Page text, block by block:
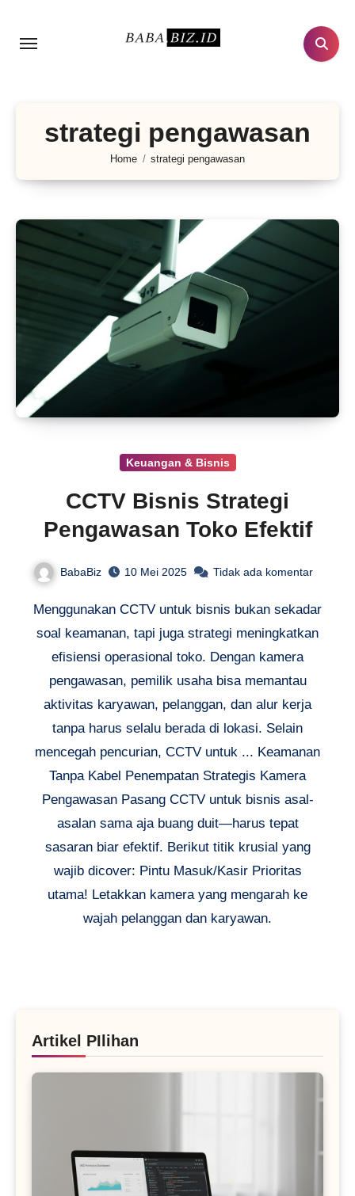
strategi pengawasan
Home strategi pengawasan
Keuangan & Bisnis
CCTV Bisnis Strategi
Pengawasan Toko Efektif
BabaBiz 10 Mei 2025 Tidak ada komentar
Menggunakan CCTV untuk bisnis bukan sekadar
soal keamanan, tapi juga strategi meningkatkan
efisiensi operasional toko. Dengan kamera
pengawasan, pemilik usaha bisa memantau
aktivitas karyawan, pelanggan, dan alur kerja
tanpa harus selalu berada di lokasi. Selain
mencegah pencurian, CCTV untuk ... Keamanan
Tanpa Kabel Penempatan Strategis Kamera
Pengawasan Pasang CCTV untuk bisnis asal-
asalan sama aja buang duit—harus tepat
sasaran biar efektif. Berikut titik krusial yang
wajib dicover: Pintu Masuk/Kasir Prioritas
utama! Letakkan kamera yang mengarah ke
wajah pelanggan dan karyawan.
Artikel PIlihan